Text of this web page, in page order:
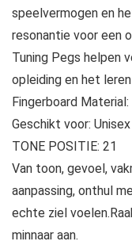
speelvermogen en
resonantie voor een
Tuning Pegs helpen
opleiding en het
Fingerboard
Geschikt voor: Unisex
TONE POSITIE: 21
Van toon, gevoel,
aanpassing, onthul
echte ziel
minnaar aan.